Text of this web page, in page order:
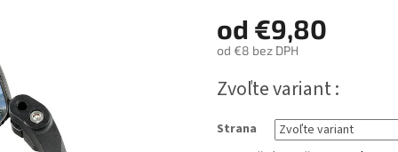
od €9,80
od €8 bez DPH
cena:
Zvoľte variant
Strana